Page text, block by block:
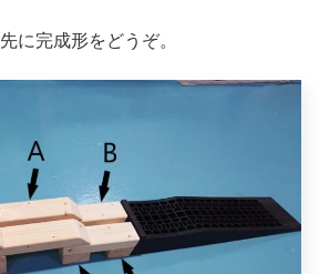
に完成形をどうぞ。